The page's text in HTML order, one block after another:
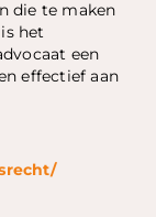
die te maken
het
een
effectief aan